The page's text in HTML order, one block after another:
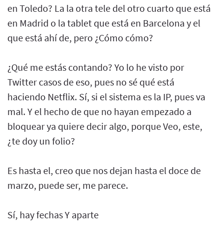
en Toledo? La la otra tele del otro cuarto que está
en Madrid o la tablet que está en Barcelona y el
que está ahí de, pero ¿Cómo cómo?
¿Qué me estás contando? Yo lo he visto por
Twitter casos de eso, pues no sé qué está
haciendo Netflix. Sí, si el sistema es la IP, pues va
mal. Y el hecho de que no hayan empezado a
bloquear ya quiere decir algo, porque Veo, este,
¿te doy un folio?
Es hasta el, creo que nos dejan hasta el doce de
marzo, puede ser, me parece.
Sí, hay fechas Y aparte